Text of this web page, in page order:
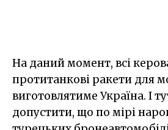
На даний момент, всі
протитанкові ракети для
виготовлятиме Україна. І
допустити, що по мірі